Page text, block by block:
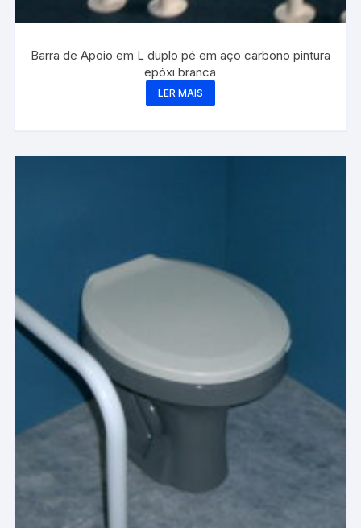
Barra de Apoio em L duplo pé em aço carbono pintura
epóxi branca
LER MAIS